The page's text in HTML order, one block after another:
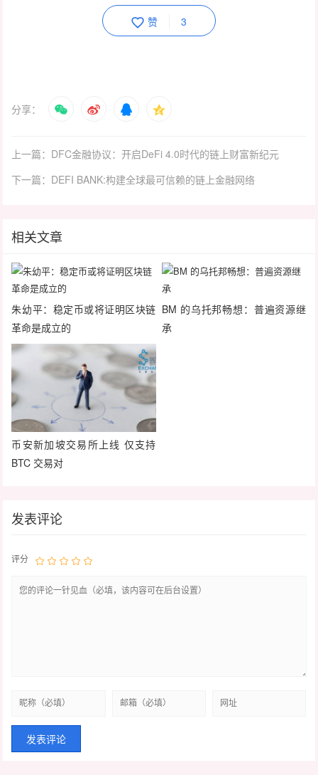
赞 3
分享：
上一篇：DFC金融协议：开启DeFi 4.0时代的链上财富新纪元
下一篇：DEFI BANK:构建全球最可信赖的链上金融网络
相关文章
朱幼平：稳定币或将证明区块链
革命是成立的
BM 的乌托邦畅想：普遍资源继
承
币安新加坡交易所上线 仅支持
BTC 交易对
发表评论
评分